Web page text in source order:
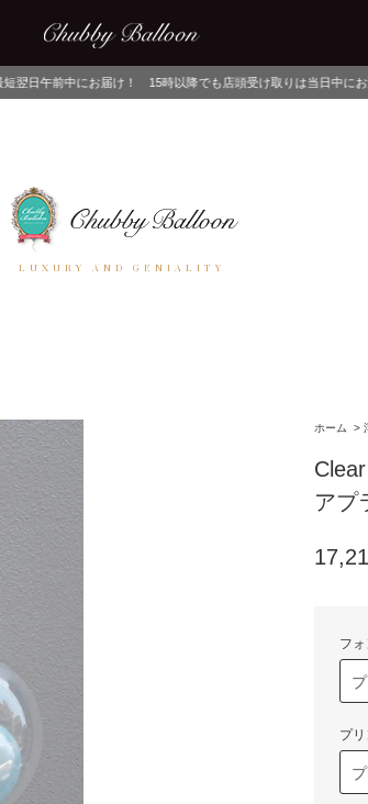
時以降でも店頭受け取りは当日中にお渡しが可能！ ネットで
LUXURY AND GENIALITY
ホーム >
アプ
フ
プ